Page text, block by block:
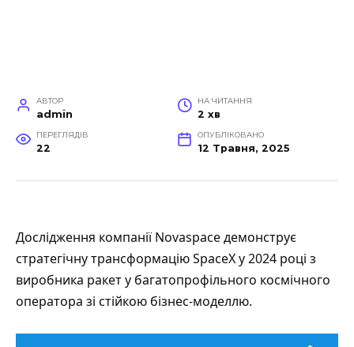
АВТОР
admin
НА ЧИТАННЯ
2 хв
ПЕРЕГЛЯДІВ
22
ОПУБЛІКОВАНО
12 Травня, 2025
Дослідження компанії Novaspaceдемонструє
стратегічну трансформацію SpaceX у 2024 році з
виробника ракет у багатопрофільного космічного
оператора зі стійкою бізнес-моделлю.